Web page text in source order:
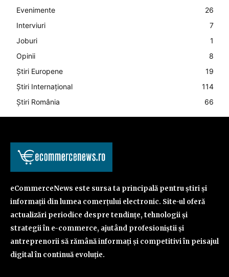
Evenimente
26
Interviuri
7
Joburi
1
Opinii
8
Știri Europene
19
Știri Internațional
114
Știri România
66
eCommerceNews este sursa ta principală pentru știri și
informații din lumea comerțului electronic. Site-ul oferă
actualizări periodice despre tendințe, tehnologii și
strategii în e-commerce, ajutând profesioniștii și
antreprenorii să rămână informați și competitivi în peisajul
digital în continuă evoluție.